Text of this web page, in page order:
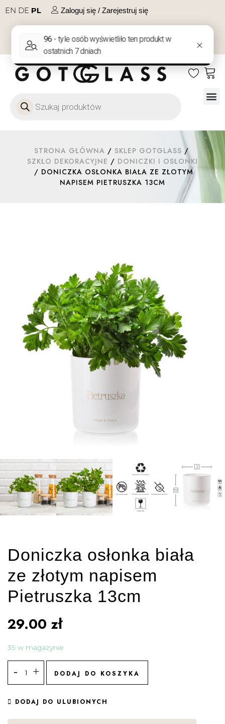
EN DE PL Zaloguj się / Zarejestruj się
NA PREZENT KONTAKT
STRONA GŁÓWNA / SKLEP GOTGLASS /
SZKŁO DEKORACYJNE / DONICZKI I OSŁONKI
/ DONICZKA OSŁONKA BIAŁA ZE ZŁOTYM
NAPISEM PIETRUSZKA 13CM
Doniczka osłonka biała
ze złotym napisem
Pietruszka 13cm
29.00 zł
35 w magazynie
DODAJ DO KOSZYKA
DODAJ DO ULUBIONYCH